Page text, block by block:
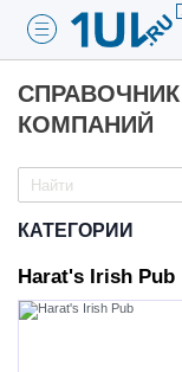
СПРАВОЧНИК
КОМПАНИЙ
КАТЕГОРИИ
Harat's Irish Pub